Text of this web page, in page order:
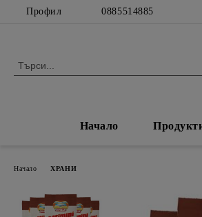
Профил 0885514885
Начало
Начало ХРАНИ